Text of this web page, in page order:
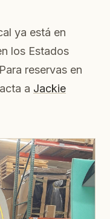
ya está en
los Estados
reservas en
a Jackie